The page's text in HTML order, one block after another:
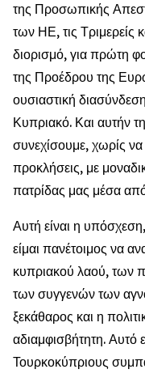
της Προσωπικής
των ΗΕ, τις Τριμερείς
διορισμό, για πρώτη
της Προέδρου της
ουσιαστική
Κυπριακό. Και αυτήν
συνεχίσουμε, χωρίς
προκλήσεις, με
πατρίδας μας μέσα
Αυτή είναι η
είμαι πανέτοιμος να
κυπριακού λαού, των
των συγγενών των
ξεκάθαρος και η
αδιαμφισβήτητη. Αυτό
Τουρκοκύπριους